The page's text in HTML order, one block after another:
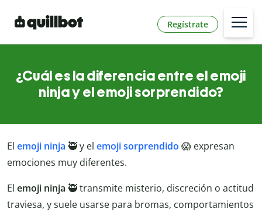
Regístrate
¿Cuál es la diferencia entre el emoji
ninja y el emoji sorprendido?
El emoji ninja 🥷 y el emoji sorprendido 😱 expresan
emociones muy diferentes.
El emoji ninja 🥷 transmite misterio, discreción o actitud
traviesa, y suele usarse para bromas, comportamientos